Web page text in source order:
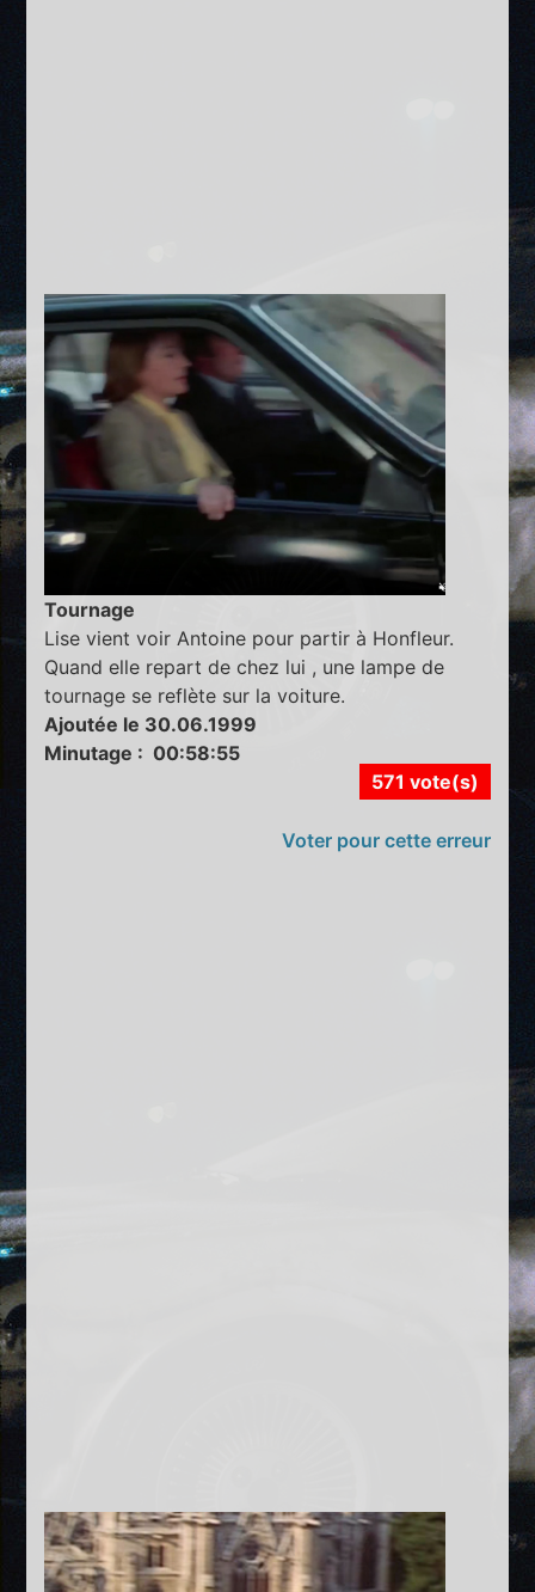
Tournage
Lise vient voir Antoine pour partir à Honfleur.
Quand elle repart de chez lui , une lampe de
tournage se reflète sur la voiture.
Ajoutée le 30.06.1999
Minutage : 00:58:55
571 vote(s)
Voter pour cette erreur